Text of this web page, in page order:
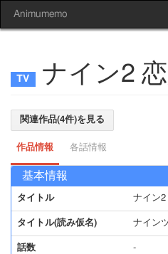
Animumemo
ナイン2
関連作品(4件)を見る
作品情報 各話情報
基本情報
タイトル ナイン2
タイトル(読み仮名) ナイン
話数 -